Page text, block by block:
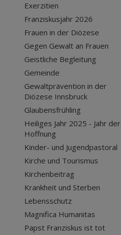
Exerzitien
Franziskusjahr 2026
Frauen in der Diözese
Gegen Gewalt an Frauen
Geistliche Begleitung
Gemeinde
Gewaltprävention in der
Diözese Innsbruck
Glaubensfrühling
Heiliges Jahr 2025 - Jahr der
Hoffnung
Kinder- und Jugendpastoral
Kirche und Tourismus
Kirchenbeitrag
Krankheit und Sterben
Lebensschutz
Magnifica Humanitas
Papst Franziskus ist tot